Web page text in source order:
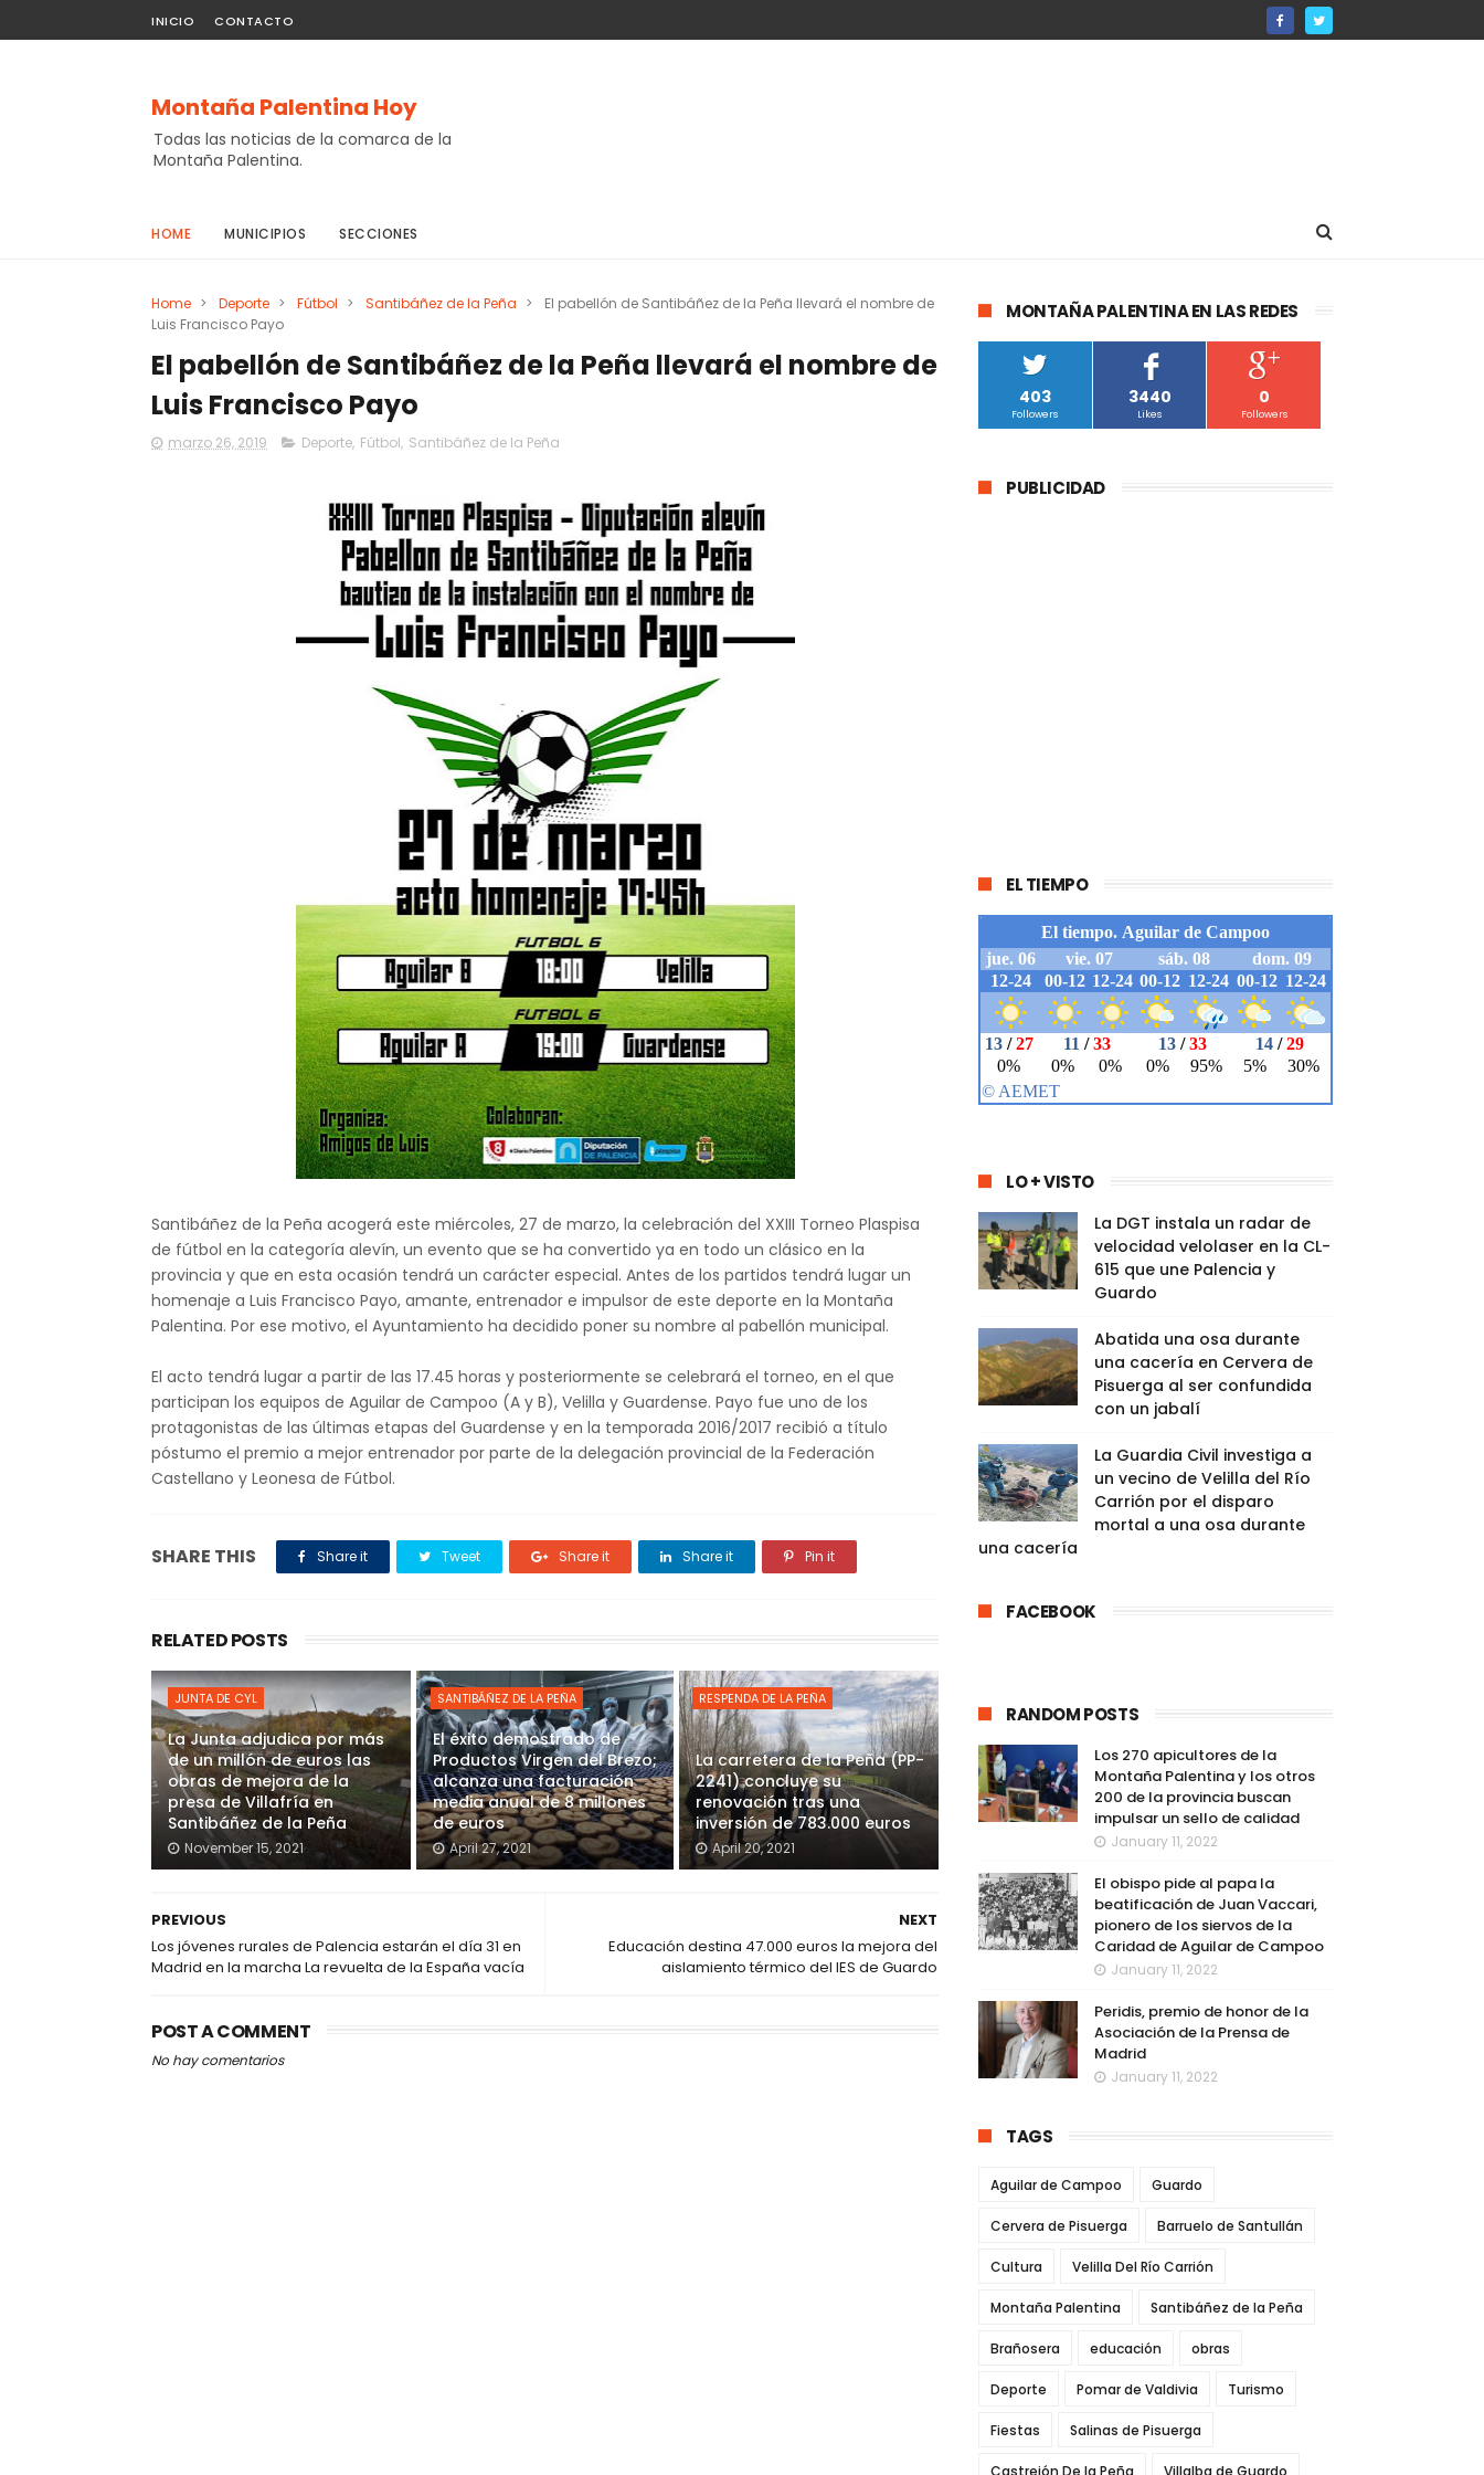
INICIO CONTACTO
Montaña Palentina Hoy
Todas las noticias de la comarca de la
Montaña Palentina.
HOME MUNICIPIOS SECCIONES
Home > Deporte > Fútbol > Santibáñez de la Peña >
El pabellón de Santibáñez de la Peña llevará el nombre de
Luis Francisco Payo
El pabellón de Santibáñez de la Peña llevará el nombre de
Luis Francisco Payo
marzo 26, 2019 Deporte, Fútbol, Santibáñez de la Peña
Santibáñez de la Peña acogerá este miércoles, 27 de marzo, la celebración del XXIII Torneo Plaspisa
de fútbol en la categoría alevín, un evento que se ha convertido ya en todo un clásico en la
provincia y que en esta ocasión tendrá un carácter especial. Antes de los partidos tendrá lugar un
homenaje a Luis Francisco Payo, amante, entrenador e impulsor de este deporte en la Montaña
Palentina. Por ese motivo, el Ayuntamiento ha decidido poner su nombre al pabellón municipal.
El acto tendrá lugar a partir de las 17.45 horas y posteriormente se celebrará el torneo, en el que
participan los equipos de Aguilar de Campoo (A y B), Velilla y Guardense. Payo fue uno de los
protagonistas de las últimas etapas del Guardense y en la temporada 2016/2017 recibió a título
póstumo el premio a mejor entrenador por parte de la delegación provincial de la Federación
Castellano y Leonesa de Fútbol.
SHARE THIS Share it Tweet Share it Share it Pin it
RELATED POSTS
JUNTA DE CYL
La Junta adjudica por más
de un millón de euros las
obras de mejora de la
presa de Villafría en
Santibáñez de la Peña
November 15, 2021
SANTIBÁÑEZ DE LA PEÑA
El éxito demostrado de
Productos Virgen del Brezo;
alcanza una facturación
media anual de 8 millones
de euros
April 27, 2021
RESPENDA DE LA PEÑA
La carretera de la Peña (PP-
2241) concluye su
renovación tras una
inversión de 783.000 euros
April 20, 2021
NEXT
Educación destina 47.000 euros la mejora del
aislamiento térmico del IES de Guardo
PREVIOUS
Los jóvenes rurales de Palencia estarán el día 31 en
Madrid en la marcha La revuelta de la España vacía
POST A COMMENT
No hay comentarios
MONTAÑA PALENTINA EN LAS REDES
403
Followers
3440
Likes
0
Followers
PUBLICIDAD
EL TIEMPO
LO + VISTO
La DGT instala un radar de
velocidad velolaser en la CL-
615 que une Palencia y
Guardo
Abatida una osa durante
una cacería en Cervera de
Pisuerga al ser confundida
con un jabalí
La Guardia Civil investiga a
un vecino de Velilla del Río
Carrión por el disparo
mortal a una osa durante
una cacería
FACEBOOK
RANDOM POSTS
Los 270 apicultores de la
Montaña Palentina y los otros
200 de la provincia buscan
impulsar un sello de calidad
January 11, 2022
El obispo pide al papa la
beatificación de Juan Vaccari,
pionero de los siervos de la
Caridad de Aguilar de Campoo
January 11, 2022
Peridis, premio de honor de la
Asociación de la Prensa de
Madrid
January 11, 2022
TAGS
Aguilar de Campoo Guardo
Cervera de Pisuerga Barruelo de Santullán
Cultura Velilla Del Río Carrión
Montaña Palentina Santibáñez de la Peña
Brañosera educación obras
Deporte Pomar de Valdivia Turismo
Fiestas Salinas de Pisuerga
Castrejón De la Peña Villalba de Guardo